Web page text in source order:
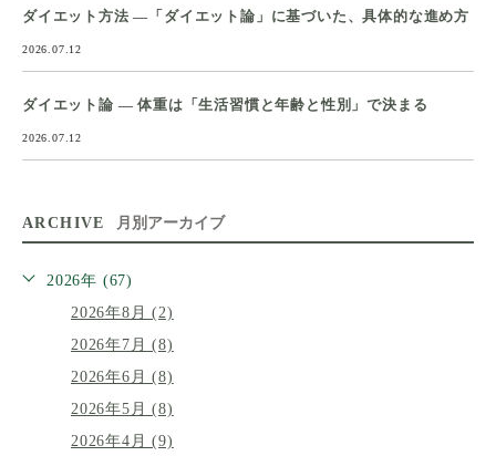
ダイエット方法 ―「ダイエット論」に基づいた、具体的な進め方
2026.07.12
ダイエット論 ― 体重は「生活習慣と年齢と性別」で決まる
2026.07.12
ARCHIVE 月別アーカイブ
2026年 (67)
2026年8月 (2)
2026年7月 (8)
2026年6月 (8)
2026年5月 (8)
2026年4月 (9)